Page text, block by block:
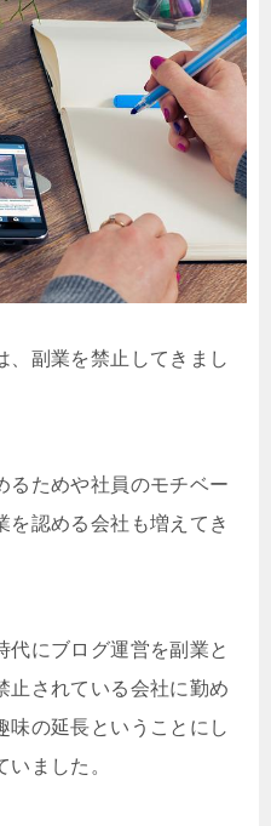
、副業を禁止してきまし
るためや社員のモチベー
を認める会社も増えてき
代にブログ運営を副業と
止されている会社に勤め
味の延長ということにし
ました。